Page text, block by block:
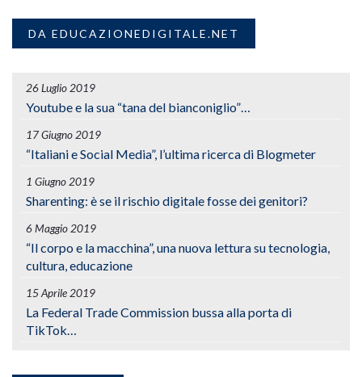
DA EDUCAZIONEDIGITALE.NET
26 Luglio 2019
Youtube e la sua “tana del bianconiglio”…
17 Giugno 2019
“Italiani e Social Media”, l’ultima ricerca di Blogmeter
1 Giugno 2019
Sharenting: è se il rischio digitale fosse dei genitori?
6 Maggio 2019
“Il corpo e la macchina”, una nuova lettura su tecnologia,
cultura, educazione
15 Aprile 2019
La Federal Trade Commission bussa alla porta di
TikTok…